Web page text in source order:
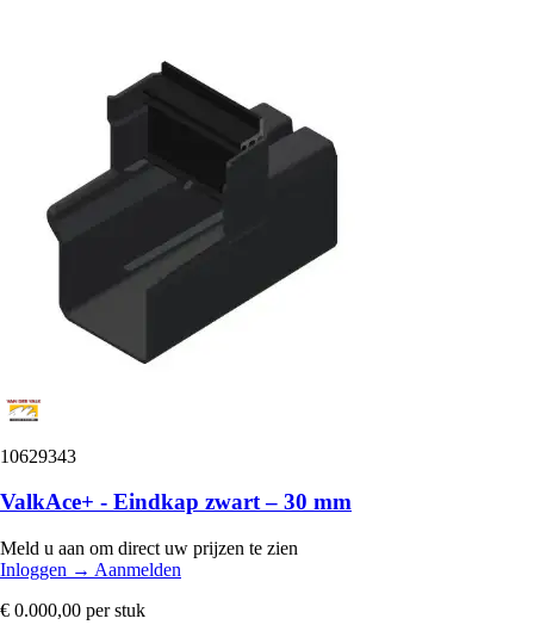
10629343
ValkAce+ - Eindkap zwart – 30 mm
Meld u aan om direct uw prijzen te zien
Inloggen → Aanmelden
€ 0.000,00 per stuk